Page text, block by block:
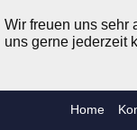
Wir freuen uns sehr
uns gerne jederzeit
Home